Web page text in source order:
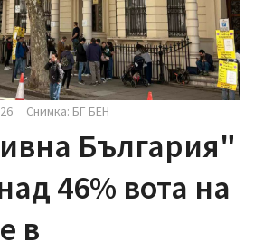
Снимка: БГ БЕН
България"
46% вота на
в